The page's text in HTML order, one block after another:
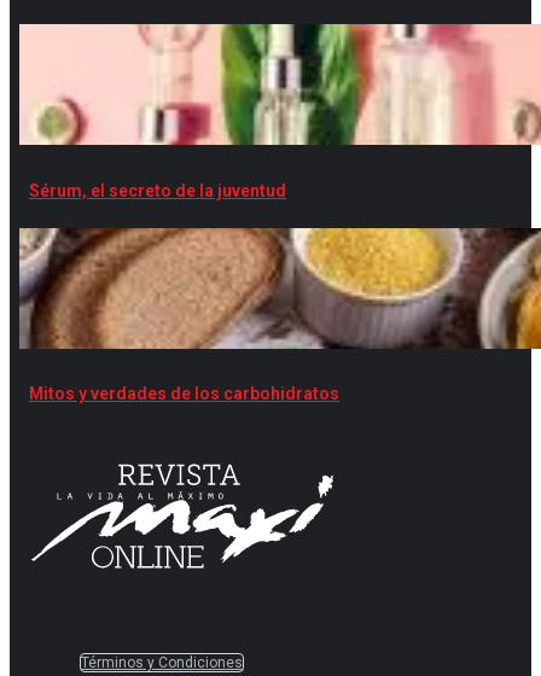
Sérum, el secreto de la juventud
Mitos y verdades de los carbohidratos
Términos y Condiciones